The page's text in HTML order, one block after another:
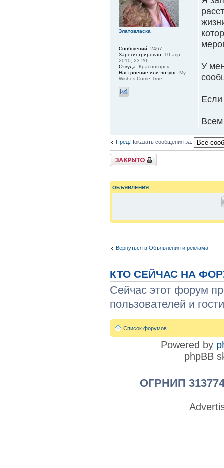
У
Если
Всем
Златовласка
Сообщений: 2467
Зарегистрирован: 10 апр
2010, 23:20
Откуда: Красногорск
Настроение или лозунг: My
Wishes Come True
Пред. Показать сообщения за:
{
TOPIC_LOCKED_SHORT
ОБЪЯВЛЕНИЯ
Вернуться в Объявления и реклама
КТО СЕЙЧАС НА
Сейчас этот форум
пользователей и
Список форумов
Powered by
phpBB
ОГРНИП